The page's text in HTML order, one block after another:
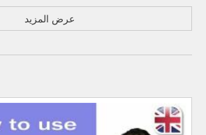
عرض المزيد